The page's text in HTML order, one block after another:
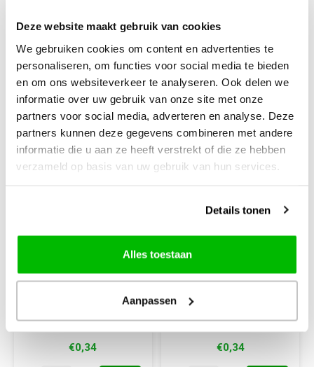
Deze website maakt gebruik van cookies
We gebruiken cookies om content en advertenties te
personaliseren, om functies voor social media te bieden
en om ons websiteverkeer te analyseren. Ook delen we
informatie over uw gebruik van onze site met onze
partners voor social media, adverteren en analyse. Deze
partners kunnen deze gegevens combineren met andere
informatie die u aan ze heeft verstrekt of die ze hebben
verzameld op basis van uw gebruik van hun services.
Details tonen
Alles toestaan
Aanpassen
€0,34
PixelHobby
€0,34